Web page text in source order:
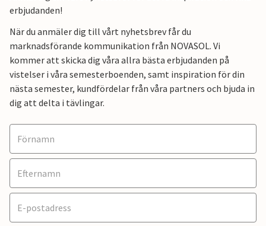
erbjudanden!
När du anmäler dig till vårt nyhetsbrev får du
marknadsförande kommunikation från NOVASOL. Vi
kommer att skicka dig våra allra bästa erbjudanden på
vistelser i våra semesterboenden, samt inspiration för din
nästa semester, kundfördelar från våra partners och bjuda in
dig att delta i tävlingar.